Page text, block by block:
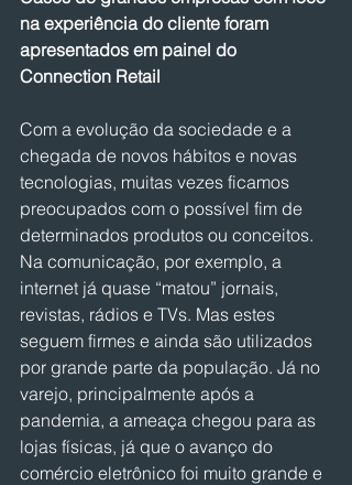
na experiência do cliente foram
apresentados em painel do
Connection Retail
Com a evolução da sociedade e a
chegada de novos hábitos e novas
tecnologias, muitas vezes ficamos
preocupados com o possível fim de
determinados produtos ou conceitos.
Na comunicação, por exemplo, a
internet já quase “matou” jornais,
revistas, rádios e TVs. Mas estes
seguem firmes e ainda são utilizados
por grande parte da população. Já no
varejo, principalmente após a
pandemia, a ameaça chegou para as
lojas físicas, já que o avanço do
comércio eletrônico foi muito grande e